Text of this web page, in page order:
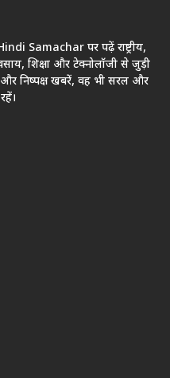
Samachar पर पढ़ें राष्ट्रीय,
शिक्षा और टेक्नोलॉजी से जुड़ी
निष्पक्ष खबरें, वह भी सरल और